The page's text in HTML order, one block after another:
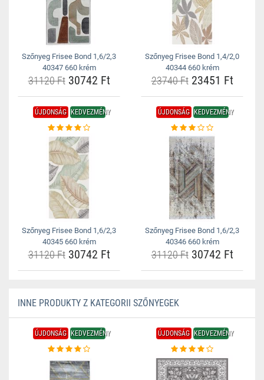
Szőnyeg Frisee Bond 1,6/2,3
40347 660 krém
31120 Ft30742 Ft
Szőnyeg Frisee Bond 1,4/2,0
40344 660 krém
23740 Ft23451 Ft
ÚJDONSÁG KEDVEZMÉNY
Szőnyeg Frisee Bond 1,6/2,3
40345 660 krém
31120 Ft30742 Ft
ÚJDONSÁG KEDVEZMÉNY
Szőnyeg Frisee Bond 1,6/2,3
40346 660 krém
31120 Ft30742 Ft
INNE PRODUKTY Z KATEGORII SZŐNYEGEK
ÚJDONSÁG KEDVEZMÉNY ÚJDONSÁG KEDVEZMÉNY